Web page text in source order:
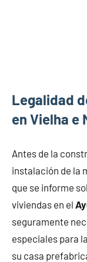
Legalidad
en Vielha e
Antes de la
instalación de la
que se informe
viviendas en el
seguramente
especiales para
su casa